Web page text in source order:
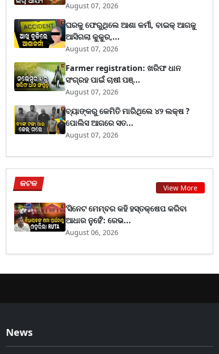
August 07, 2026
ଘରକୁ ଫେରୁଥିଲେ ଆଶା କର୍ମୀ, ବାଇକ୍ ଆଗକୁ
ଆସିଗଲା କୁକୁର,...
August 07, 2026
Farmer registration: ଖରିଫ ଧାନ
ସଂଗ୍ରହ ପାଇଁ ଚାଷୀ ପଞ୍...
August 07, 2026
ବ୍ୟାଙ୍କରୁ କେମିତି ମାରିଥିଲେ ୪୨ ଲକ୍ଷ ?
ପୋଲିସ ଆଗରେ ସତ...
August 07, 2026
କଟକ View More
‘ସିନେଟ ମେମ୍ବର କହି ହସ୍ତକ୍ଷେପ କରିବା
ଆଧାର ନୁହେଁ’: ରେଭ...
August 06, 2026
News